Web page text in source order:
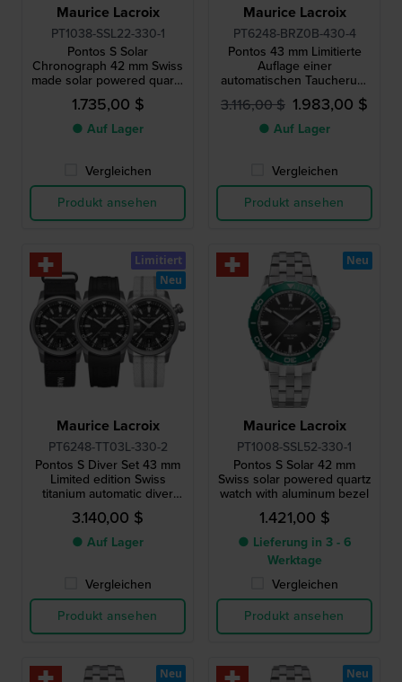
Maurice Lacroix
PT1038-SSL22-330-1
Pontos S Solar
Chronograph 42 mm Swiss
made solar powered quartz
chronograph
1.735,00 $
● Auf Lager
Vergleichen
Produkt ansehen
Maurice Lacroix
PT6248-BRZ0B-430-4
Pontos 43 mm Limitierte
Auflage einer
automatischen Taucheruhr
mit Gehäuse aus echter
Bronze
3.116,00 $ 1.983,00 $
● Auf Lager
Vergleichen
Produkt ansehen
Maurice Lacroix
PT6248-TT03L-330-2
Pontos S Diver Set 43 mm
Limited edition Swiss
titanium automatic diver
with two extra straps
3.140,00 $
● Auf Lager
Vergleichen
Produkt ansehen
Limitiert
Neu
Maurice Lacroix
PT1008-SSL52-330-1
Pontos S Solar 42 mm
Swiss solar powered quartz
watch with aluminum bezel
1.421,00 $
● Lieferung in 3 - 6
Werktage
Vergleichen
Produkt ansehen
Neu
Neu Neu